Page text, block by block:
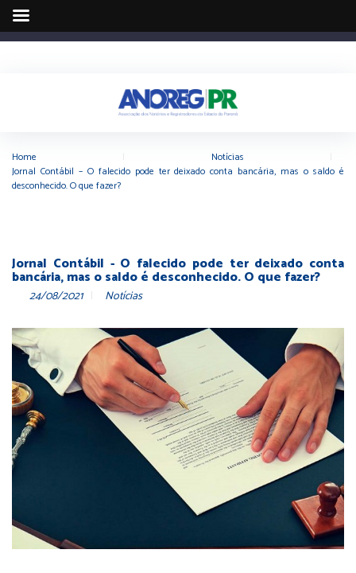
Home Notícias
Jornal Contábil – O falecido pode ter deixado conta bancária, mas o saldo é
desconhecido. O que fazer?
Jornal Contábil - O falecido pode ter deixado conta
bancária, mas o saldo é desconhecido. O que fazer?
24/08/2021 Notícias